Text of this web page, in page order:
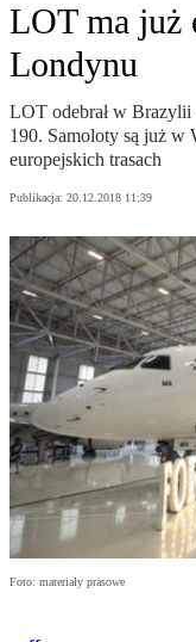
LOT ma już
Londynu
LOT odebrał w Brazylii
190. Samoloty są już w
europejskich trasach
Publikacja: 20.12.2018 11:39
Foto: materiały prasowe